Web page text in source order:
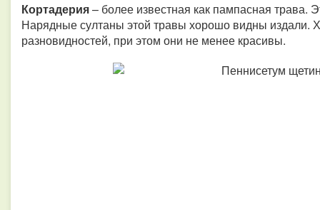
Кортадерия– более известная как пампасная трава.
Нарядные султаны этой травы хорошо видны издали.
разновидностей, при этом они не менее красивы.